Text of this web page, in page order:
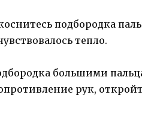
подбородка
тепло.
большими
рук,